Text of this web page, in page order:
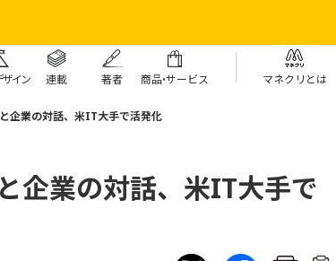
ザイン 連載 著者 商品・サービス マネクリとは
企業の対話、米IT大手で活発化
企業の対話、米IT大手で